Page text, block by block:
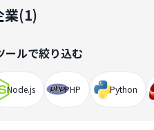
業(1)
ールで絞り込む
Node.js PHP Python